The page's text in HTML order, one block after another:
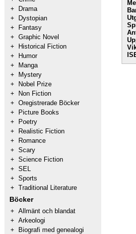
+
Drama
+
Dystopian
+
Fantasy
+ Graphic Novel
+
Historical Fiction
+
Humor
+
Manga
+
Mystery
+
Nobel Prize
+
Non Fiction
+ Oregistrerade Böcker
+
Picture Books
+
Poetry
+
Realistic Fiction
+
Romance
+ Scary
+ Science Fiction
+ SEL
+ Sports
+ Traditional Literature
Böcker
+ Allmänt och blandat
+ Arkeologi
+
Biografi med genealogi